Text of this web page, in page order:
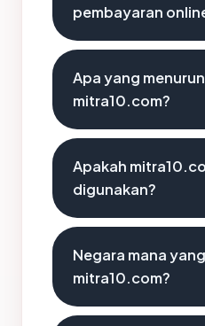
pembayaran
Apa yang
mitra10.com?
Apakah
digunakan?
Negara mana
mitra10.com?